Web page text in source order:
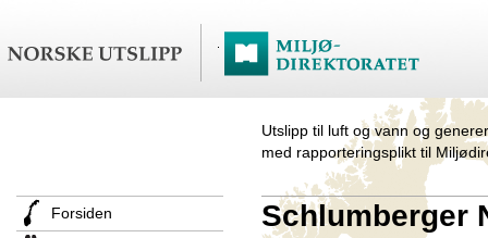
Utslipp til luft og vann og
med rapporteringsplikt til
Forsiden
Schlumberger